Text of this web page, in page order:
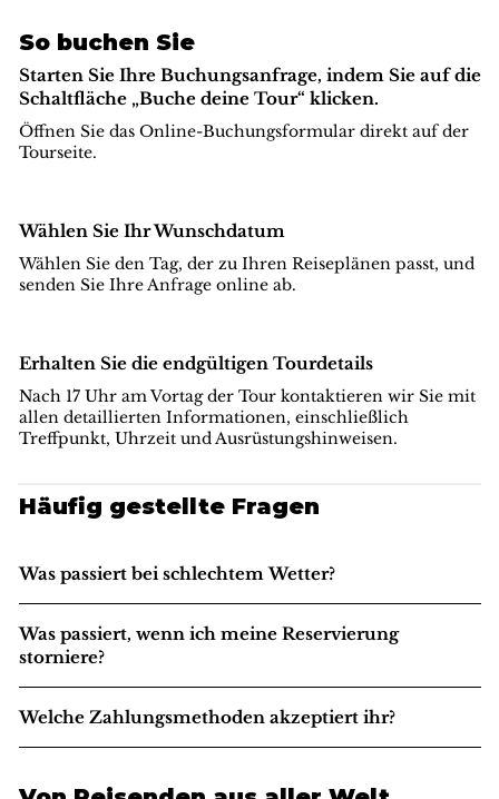
So buchen Sie
Starten Sie Ihre Buchungsanfrage, indem Sie auf die
Schaltfläche „Buche deine Tour“ klicken.
Öffnen Sie das Online-Buchungsformular direkt auf der
Tourseite.
Wählen Sie Ihr Wunschdatum
Wählen Sie den Tag, der zu Ihren Reiseplänen passt, und
senden Sie Ihre Anfrage online ab.
Erhalten Sie die endgültigen Tourdetails
Nach 17 Uhr am Vortag der Tour kontaktieren wir Sie mit
allen detaillierten Informationen, einschließlich
Treffpunkt, Uhrzeit und Ausrüstungshinweisen.
Häufig gestellte Fragen
Was passiert bei schlechtem Wetter?
Was passiert, wenn ich meine Reservierung
storniere?
Welche Zahlungsmethoden akzeptiert ihr?